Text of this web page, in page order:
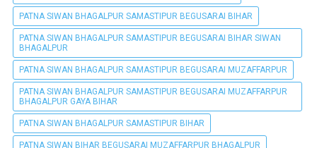
PATNA SIWAN BHAGALPUR SAMASTIPUR BEGUSARAI BIHAR
PATNA SIWAN BHAGALPUR SAMASTIPUR BEGUSARAI BIHAR SIWAN
BHAGALPUR
PATNA SIWAN BHAGALPUR SAMASTIPUR BEGUSARAI MUZAFFARPUR
PATNA SIWAN BHAGALPUR SAMASTIPUR BEGUSARAI MUZAFFARPUR
BHAGALPUR GAYA BIHAR
PATNA SIWAN BHAGALPUR SAMASTIPUR BIHAR
PATNA SIWAN BIHAR BEGUSARAI MUZAFFARPUR BHAGALPUR